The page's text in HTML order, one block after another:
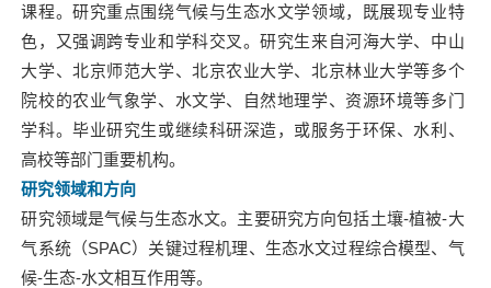
课程。研究重点围绕气候与生态水文学领域，既展现专业特
色，又强调跨专业和学科交叉。研究生来自河海大学、中山
大学、北京师范大学、北京农业大学、北京林业大学等多个
院校的农业气象学、水文学、自然地理学、资源环境等多门
学科。毕业研究生或继续科研深造，或服务于环保、水利、
高校等部门重要机构。
研究领域和方向
研究领域是气候与生态水文。主要研究方向包括土壤-植被-大
气系统（SPAC）关键过程机理、生态水文过程综合模型、气
候-生态-水文相互作用等。